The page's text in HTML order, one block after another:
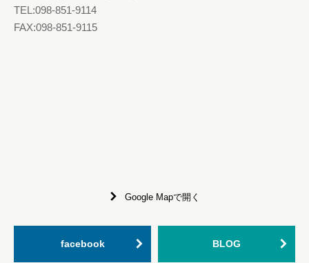
TEL:098-851-9114
FAX:098-851-9115
Google Mapで開く
facebook BLOG